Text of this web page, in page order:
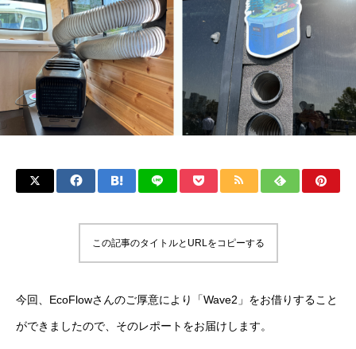
この記事のタイトルとURLをコピーする
今回、EcoFlowさんのご厚意により「Wave2」をお借りすること
ができましたので、そのレポートをお届けします。